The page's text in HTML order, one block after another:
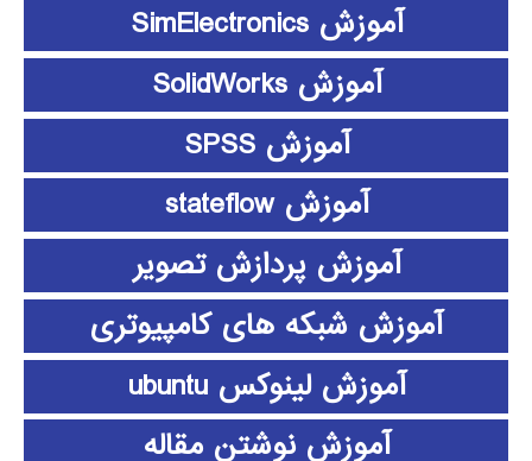
آموزش SimElectronics
آموزش SolidWorks
آموزش SPSS
آموزش stateflow
آموزش پردازش تصویر
آموزش شبکه های کامپیوتری
آموزش لینوکس ubuntu
آموزش نوشتن مقاله